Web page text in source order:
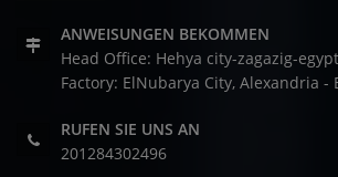
ANWEISUNGEN BEKOMMEN
Head Office: Hehya city-zagazig-
Factory: ElNubarya City, Alexandria -
RUFEN SIE UNS AN
201284302496